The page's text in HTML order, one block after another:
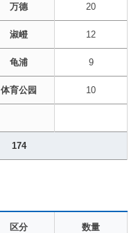
174
万德 20
淑嶝 12
龟浦 9
体育公园 10
区分 数量